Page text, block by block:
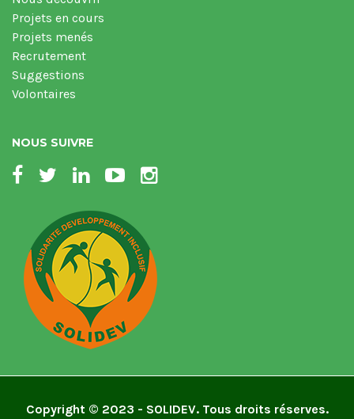
Projets en cours
Projets menés
Recrutement
Suggestions
Volontaires
NOUS SUIVRE
Copyright © 2023 - SOLIDEV. Tous droits réserves.